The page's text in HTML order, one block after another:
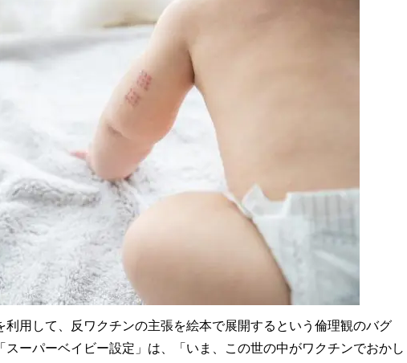
利用して、反ワクチンの主張を絵本で展開するという倫理観のバグ
スーパーベイビー設定」は、「いま、この世の中がワクチンでおかし